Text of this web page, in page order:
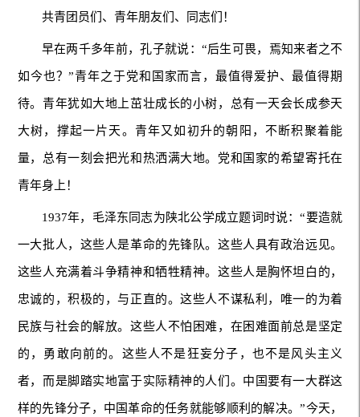
共青团员们、青年朋友们、同志们！
早在两千多年前，孔子就说：“后生可畏，焉知来者之不
如今也？”青年之于党和国家而言，最值得爱护、最值得期
待。青年犹如大地上茁壮成长的小树，总有一天会长成参天
大树，撑起一片天。青年又如初升的朝阳，不断积聚着能
量，总有一刻会把光和热洒满大地。党和国家的希望寄托在
青年身上！
1937年，毛泽东同志为陕北公学成立题词时说：“要造就
一大批人，这些人是革命的先锋队。这些人具有政治远见。
这些人充满着斗争精神和牺牲精神。这些人是胸怀坦白的，
忠诚的，积极的，与正直的。这些人不谋私利，唯一的为着
民族与社会的解放。这些人不怕困难，在困难面前总是坚定
的，勇敢向前的。这些人不是狂妄分子，也不是风头主义
者，而是脚踏实地富于实际精神的人们。中国要有一大群这
样的先锋分子，中国革命的任务就能够顺利的解决。”今天，